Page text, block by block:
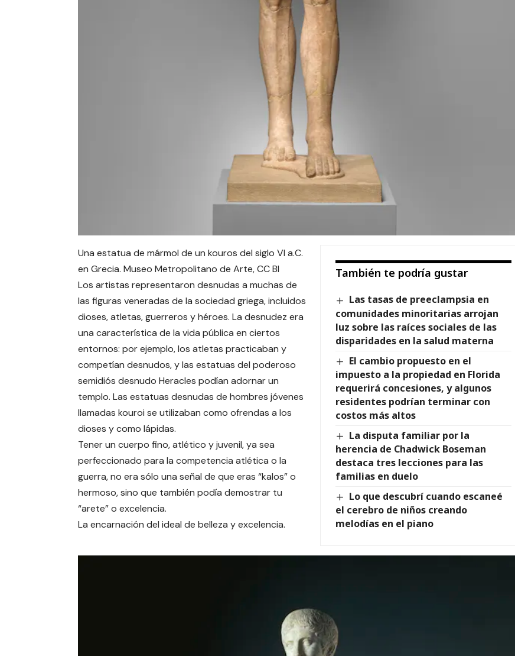
También te podría gustar
Las tasas de preeclampsia en
comunidades minoritarias arrojan
luz sobre las raíces sociales de las
disparidades en la salud materna
El cambio propuesto en el
impuesto a la propiedad en Florida
requerirá concesiones, y algunos
residentes podrían terminar con
costos más altos
La disputa familiar por la
herencia de Chadwick Boseman
destaca tres lecciones para las
familias en duelo
Lo que descubrí cuando escaneé
el cerebro de niños creando
melodías en el piano
Una estatua de mármol de un kouros del siglo VI a.C.
en Grecia. Museo Metropolitano de Arte, CC BI
Los artistas representaron desnudas a muchas de
las figuras veneradas de la sociedad griega, incluidos
dioses, atletas, guerreros y héroes. La desnudez era
una característica de la vida pública en ciertos
entornos: por ejemplo, los atletas practicaban y
competían desnudos, y las estatuas del poderoso
semidiós desnudo Heracles podían adornar un
templo. Las estatuas desnudas de hombres jóvenes
llamadas kouroi se utilizaban como ofrendas a los
dioses y como lápidas.
Tener un cuerpo fino, atlético y juvenil, ya sea
perfeccionado para la competencia atlética o la
guerra, no era sólo una señal de que eras “kalos” o
hermoso, sino que también podía demostrar tu
“arete” o excelencia.
La encarnación del ideal de belleza y excelencia.